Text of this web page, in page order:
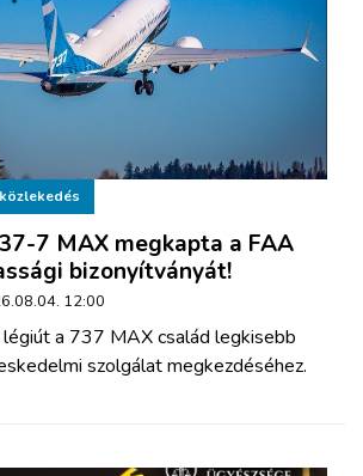
7 MAX megkapta a FAA
bizonyítványát!
12:00
a 737 MAX család legkisebb
szolgálat megkezdéséhez.